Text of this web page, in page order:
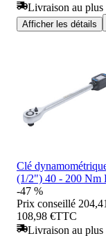
Livraison au plus
Afficher les détails
Clé
(1/2") 40 - 200 Nm
-47 %
Prix conseillé
108,98 €TTC
Livraison au plus